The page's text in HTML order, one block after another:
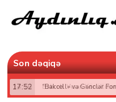
Son dəqiqə
17:52